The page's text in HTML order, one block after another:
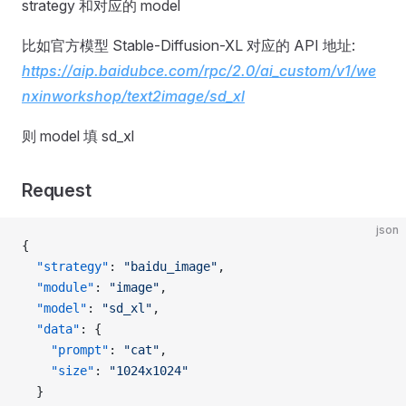
strategy 和对应的 model
比如官方模型 Stable-Diffusion-XL 对应的 API 地址:
https://aip.baidubce.com/rpc/2.0/ai_custom/v1/we
nxinworkshop/text2image/sd_xl
则 model 填 sd_xl
Request
json
{
  "strategy"
: "baidu_image" ,
  "module"
: "image" ,
  "model"
: "sd_xl" ,
  "data"
: {
    "prompt"
: "cat" ,
    "size"
:
"1024x1024"
  }